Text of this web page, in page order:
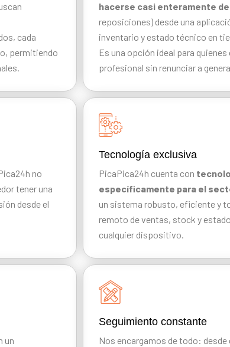
cada
permitiendo
hacerse casi enteramente
reposiciones) desde una
inventario y estado técnico en
Es una opción ideal para
profesional sin renunciar a
no
tener una
desde el
Tecnología exclusiva
PicaPica24h cuenta con
específicamente para el
un sistema robusto, eficiente y
remoto de ventas, stock y
cualquier dispositivo.
un
Seguimiento constante
Nos encargamos de todo: